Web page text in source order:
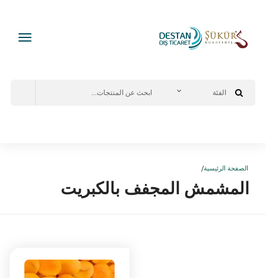
الصفحة الرئيسية
المشمش المجفف بالكبريت